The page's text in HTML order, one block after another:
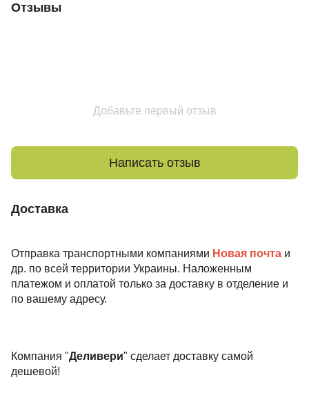
Отзывы
Добавьте первый отзыв
Написать отзыв
Доставка
Отправка транспортными компаниями Новая почта и
др. по всей территории Украины. Наложенным
платежом и оплатой только за доставку в отделение и
по вашему адресу.
Компания "Деливери" сделает доставку самой
дешевой!